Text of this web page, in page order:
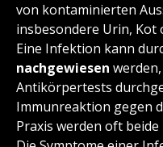
von kontaminierten
insbesondere Urin, Kot
Eine Infektion kann
nachgewiesen
Antikörpertests
Immunreaktion gegen
Praxis werden oft